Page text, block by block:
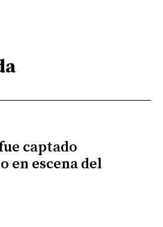
captado
en escena del